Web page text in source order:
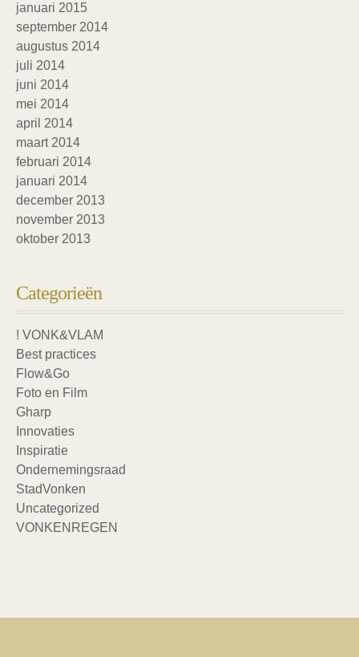
januari 2015
september 2014
augustus 2014
juli 2014
juni 2014
mei 2014
april 2014
maart 2014
februari 2014
januari 2014
december 2013
november 2013
oktober 2013
Categorieën
! VONK&VLAM
Best practices
Flow&Go
Foto en Film
Gharp
Innovaties
Inspiratie
Ondernemingsraad
StadVonken
Uncategorized
VONKENREGEN